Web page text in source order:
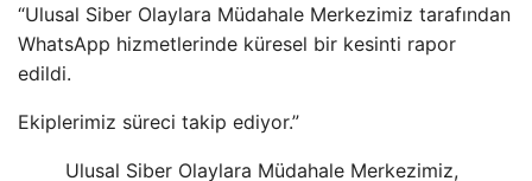
“Ulusal Siber Olaylara Müdahale Merkezimiz tarafından
WhatsApp hizmetlerinde küresel bir kesinti rapor
edildi.
Ekiplerimiz süreci takip ediyor.”
Ulusal Siber Olaylara Müdahale Merkezimiz,